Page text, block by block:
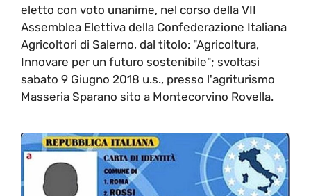
eletto con voto unanime, nel corso della VII
Assemblea Elettiva della Confederazione Italiana
Agricoltori di Salerno, dal titolo: "Agricoltura,
Innovare per un futuro sostenibile"; svoltasi
sabato 9 Giugno 2018 u.s., presso l'agriturismo
Masseria Sparano sito a Montecorvino Rovella.